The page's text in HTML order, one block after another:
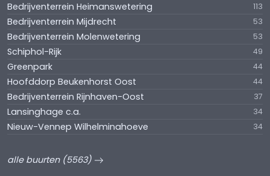
Bedrijventerrein Heimanswetering 113
Bedrijventerrein Mijdrecht 53
Bedrijventerrein Molenwetering 53
Schiphol-Rijk 49
Greenpark 44
Hoofddorp Beukenhorst Oost 44
Bedrijventerrein Rijnhaven-Oost 37
Lansinghage c.a. 34
Nieuw-Vennep Wilhelminahoeve 34
alle buurten (5563)